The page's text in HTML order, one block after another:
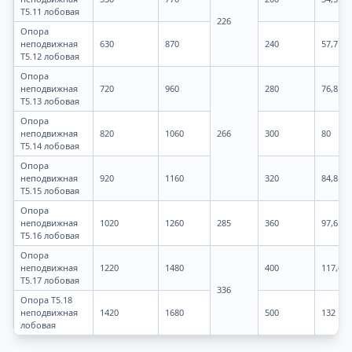
Т5.11 лобовая
226
Опора
неподвижная
Т5.12 лобовая
630 870 240 57,7
Опора
неподвижная
Т5.13 лобовая
720 960
266
280 76,8
Опора
неподвижная
Т5.14 лобовая
820 1060 300 80
Опора
неподвижная
Т5.15 лобовая
920 1160 320 84,8
Опора
неподвижная
Т5.16 лобовая
1020 1260 285 360 97,6
Опора
неподвижная
Т5.17 лобовая
1220
1480
336
400 117,6
Опора Т5.18
неподвижная
лобовая
1420 1680 500 132